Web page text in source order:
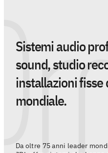
Sistemi audio
sound, studio
installazioni
mondiale.
Da oltre 75 anni leader